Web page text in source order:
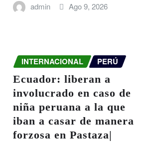
admin Ago 9, 2026
INTERNACIONAL PERÚ
Ecuador: liberan a
involucrado en caso de
niña peruana a la que
iban a casar de manera
forzosa en Pastaza|